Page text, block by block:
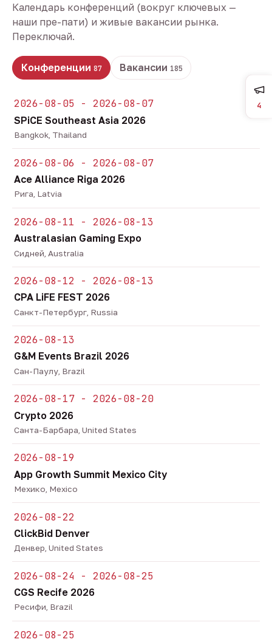
Календарь конференций (вокруг ключевых —
наши пре-пати) и живые вакансии рынка.
Переключай.
Конференции 87 Вакансии 185
2026-08-05 - 2026-08-07
SPiCE Southeast Asia 2026
Bangkok, Thailand
2026-08-06 - 2026-08-07
Ace Alliance Riga 2026
Рига, Latvia
2026-08-11 - 2026-08-13
Australasian Gaming Expo
Сидней, Australia
2026-08-12 - 2026-08-13
CPA LiFE FEST 2026
Санкт-Петербург, Russia
2026-08-13
G&M Events Brazil 2026
Сан-Паулу, Brazil
2026-08-17 - 2026-08-20
Crypto 2026
Санта-Барбара, United States
2026-08-19
App Growth Summit Mexico City
Мехико, Mexico
2026-08-22
ClickBid Denver
Денвер, United States
2026-08-24 - 2026-08-25
CGS Recife 2026
Ресифи, Brazil
2026-08-25
4